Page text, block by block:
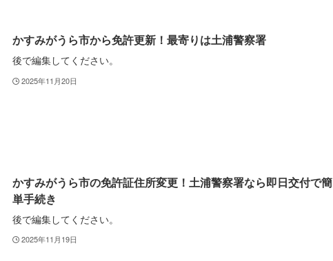
かすみがうら市から免許更新！最寄りは土浦警察署
後で編集してください。
2025年11月20日
かすみがうら市の免許証住所変更！土浦警察署なら即日交付で簡
単手続き
後で編集してください。
2025年11月19日